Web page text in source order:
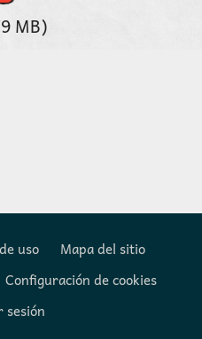
MB)
Footer
uso
Mapa del sitio
Configuración de cookies